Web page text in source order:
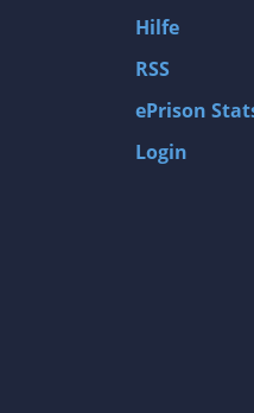
Hilfe
RSS
ePrison
Login